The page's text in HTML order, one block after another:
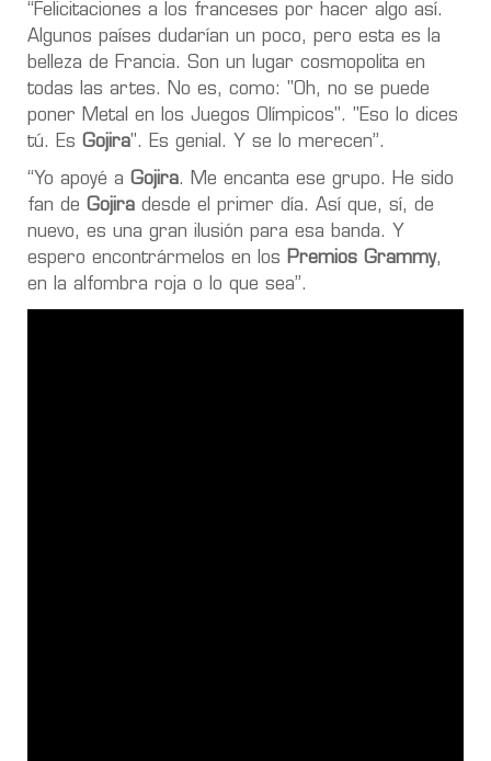
“Felicitaciones a los franceses por hacer algo así.
Algunos países dudarían un poco, pero esta es la
belleza de Francia. Son un lugar cosmopolita en
todas las artes. No es, como: "Oh, no se puede
poner Metal en los Juegos Olímpicos". "Eso lo dices
tú. Es Gojira". Es genial. Y se lo merecen”.
“Yo apoyé a Gojira. Me encanta ese grupo. He sido
fan de Gojira desde el primer día. Así que, sí, de
nuevo, es una gran ilusión para esa banda. Y
espero encontrármelos en los Premios Grammy,
en la alfombra roja o lo que sea”.